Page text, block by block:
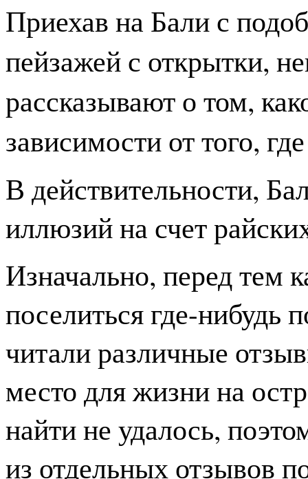
Приехав на Бали с
пейзажей с открытки,
рассказывают о том,
зависимости от того,
В действительности,
иллюзий на счет
Изначально, перед тем
поселиться где-нибудь
читали различные
место для жизни на
найти не удалось,
из отдельных отзывов